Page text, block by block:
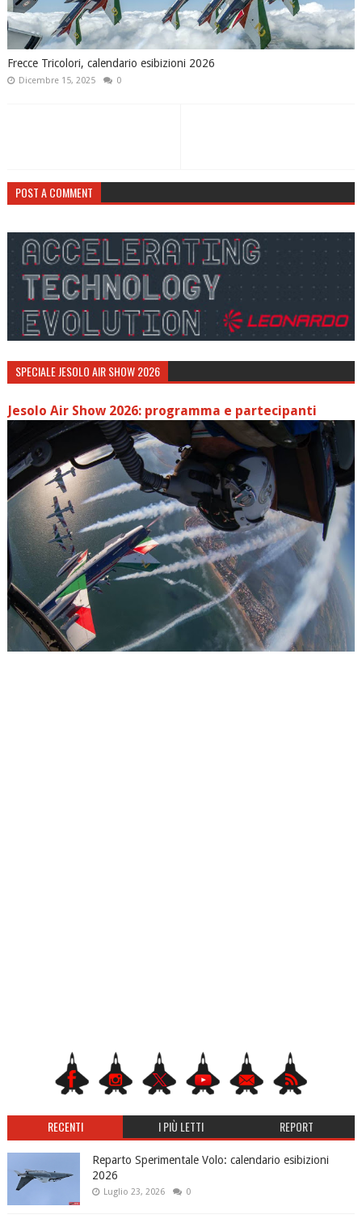
Frecce Tricolori, calendario esibizioni 2026
Dicembre 15, 2025 0
POST A COMMENT
SPECIALE JESOLO AIR SHOW 2026
Jesolo Air Show 2026: programma e partecipanti
RECENTI I PIÙ LETTI REPORT
Reparto Sperimentale Volo: calendario esibizioni
2026
Luglio 23, 2026 0